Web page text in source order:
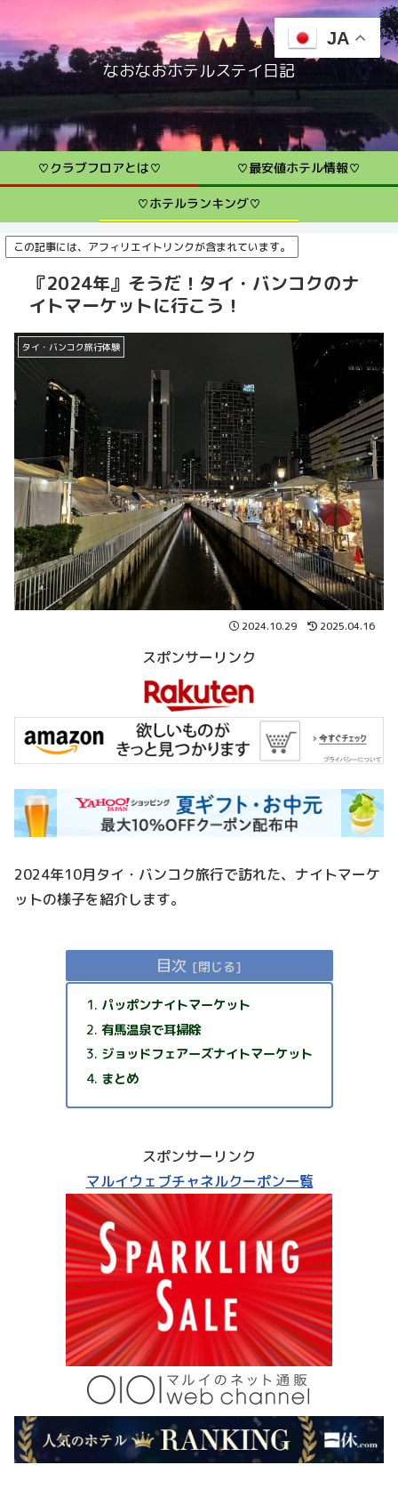
なおなおホテルステイ日記
♡クラブフロアとは♡ ♡最安値ホテル情報♡
♡ホテルランキング♡
この記事には、アフィリエイトリンクが含まれています。
『2024年』そうだ！タイ・バンコクのナ
イトマーケットに行こう！
タイ・バンコク旅行体験
2024.10.29 2025.04.16
スポンサーリンク
2024年10月タイ・バンコク旅行で訪れた、ナイトマーケ
ットの様子を紹介します。
目次
パッポンナイトマーケット
有馬温泉で耳掃除
ジョッドフェアーズナイトマーケット
まとめ
スポンサーリンク
マルイウェブチャネルクーポン一覧
JA